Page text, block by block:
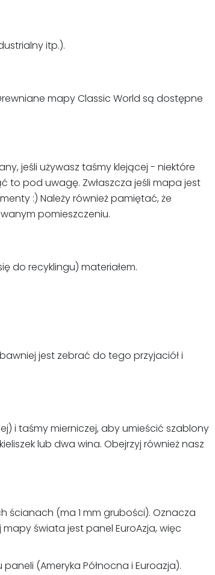
itp.).
mapy Classic World są dostępne
jeśli używasz taśmy klejącej - niektóre
to pod uwagę. Zwłaszcza jeśli mapa jest
:) Należy również pamiętać, że
pomieszczeniu.
do recyklingu) materiałem.
jest zebrać do tego przyjaciół i
i taśmy mierniczej, aby umieścić szablony
lub dwa wina. Obejrzyj również nasz
ścianach (ma 1 mm grubości). Oznacza
świata jest panel EuroAzja, więc
(Ameryka Północna i Euroazja).